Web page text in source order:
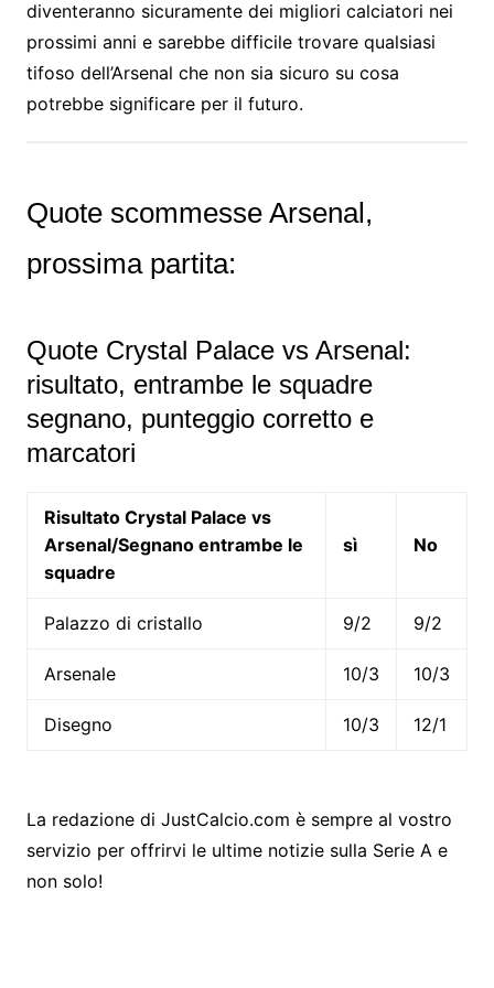
diventeranno sicuramente dei migliori calciatori nei
prossimi anni e sarebbe difficile trovare qualsiasi
tifoso dell’Arsenal che non sia sicuro su cosa
potrebbe significare per il futuro.
Quote scommesse Arsenal,
prossima partita:
Quote Crystal Palace vs Arsenal:
risultato, entrambe le squadre
segnano, punteggio corretto e
marcatori
Risultato Crystal Palace vs
Arsenal/Segnano entrambe le
squadre
sì No
Palazzo di cristallo 9/2 9/2
Arsenale 10/3 10/3
Disegno 10/3 12/1
La redazione di JustCalcio.com è sempre al vostro
servizio per offrirvi le ultime notizie sulla Serie A e
non solo!